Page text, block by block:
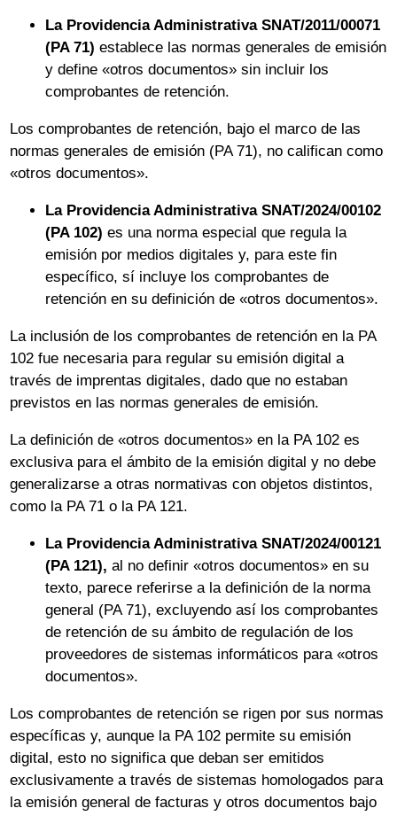
La Providencia Administrativa SNAT/2011/00071
(PA 71) establece las normas generales de emisión
y define «otros documentos» sin incluir los
comprobantes de retención.
Los comprobantes de retención, bajo el marco de las
normas generales de emisión (PA 71), no califican como
«otros documentos».
La Providencia Administrativa SNAT/2024/00102
(PA 102) es una norma especial que regula la
emisión por medios digitales y, para este fin
específico, sí incluye los comprobantes de
retención en su definición de «otros documentos».
La inclusión de los comprobantes de retención en la PA
102 fue necesaria para regular su emisión digital a
través de imprentas digitales, dado que no estaban
previstos en las normas generales de emisión.
La definición de «otros documentos» en la PA 102 es
exclusiva para el ámbito de la emisión digital y no debe
generalizarse a otras normativas con objetos distintos,
como la PA 71 o la PA 121.
La Providencia Administrativa SNAT/2024/00121
(PA 121), al no definir «otros documentos» en su
texto, parece referirse a la definición de la norma
general (PA 71), excluyendo así los comprobantes
de retención de su ámbito de regulación de los
proveedores de sistemas informáticos para «otros
documentos».
Los comprobantes de retención se rigen por sus normas
específicas y, aunque la PA 102 permite su emisión
digital, esto no significa que deban ser emitidos
exclusivamente a través de sistemas homologados para
la emisión general de facturas y otros documentos bajo